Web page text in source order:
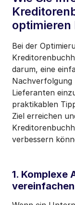
optimieren
Bei der
darum, eine
Nachverfolgung
Lieferanten
praktikablen
Ziel erreichen
verbessern
1. Komplexe
vereinfachen